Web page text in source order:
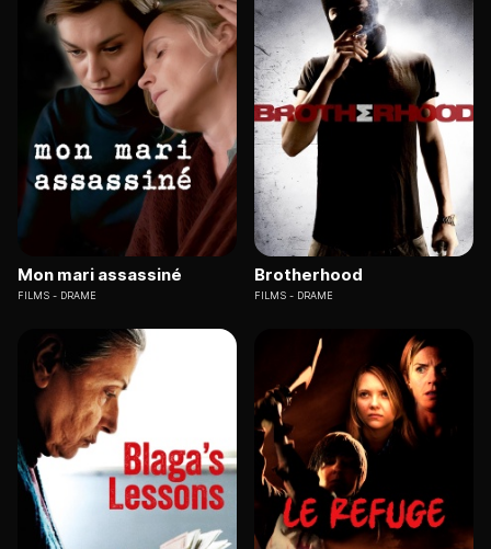
Mon mari assassiné
FILMS DRAME
Brotherhood
FILMS DRAME